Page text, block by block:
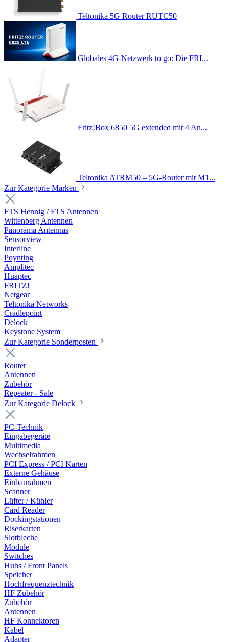
Teltonika 5G Router RUTC50
Globales 4G-Netzwerk to go: Die FRI...
Fritz!Box 6850 5G extended mit 4 An...
Teltonika ATRM50 – 5G-Router mit M1...
Zur Kategorie Marken
FTS Hennig / FTS Antennen
Wittenberg Antennen
Panorama Antennas
Sensorview
Interline
Poynting
Amplitec
Huaptec
FRITZ!
Netgear
Teltonika Networks
Cradlepoint
Delock
Keystone System
Zur Kategorie Sonderposten
Router
Antennen
Zubehör
Repeater - Sale
Zur Kategorie Delock
PC-Technik
Eingabegeräte
Multimedia
Wechselrahmen
PCI Express / PCI Karten
Externe Gehäuse
Einbaurahmen
Scanner
Lüfter / Kühler
Card Reader
Dockingstationen
Riserkarten
Slotbleche
Module
Switches
Hubs / Front Panels
Speicher
Hochfrequenztechnik
HF Zubehör
Zubehör
Antennen
HF Konnektoren
Kabel
Adapter